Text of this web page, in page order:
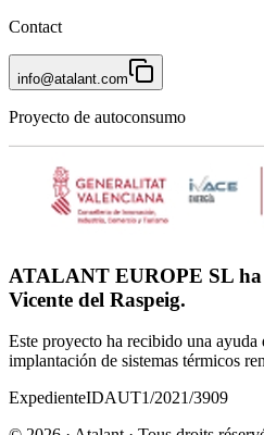
Contact
info@atalant.com
Proyecto de autoconsumo
ATALANT EUROPE SL ha
Vicente del Raspeig.
Este proyecto ha recibido una
implantación de sistemas térmicos
ExpedienteIDAUT1/2021/3909